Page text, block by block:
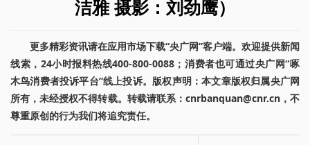
洁雅 摄影：刘劲鹰）
更多精彩资讯请在应用市场下载“央广网”客户端。欢迎提供新闻
线索，24小时报料热线400-800-0088；消费者也可通过央广网“啄
木鸟消费者投诉平台”线上投诉。版权声明：本文章版权归属央广网
所有，未经授权不得转载。转载请联系：cnrbanquan@cnr.cn，不
尊重原创的行为我们将追究责任。